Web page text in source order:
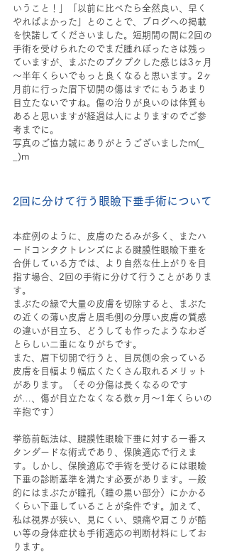
いうこと！」
「以前に比べたら全然良い、早く
やればよかった」とのことで、ブログへの掲載
を快諾してくださいました。短期間の間に2回の
手術を受けられたのでまだ腫れぼったさは残っ
ていますが、まぶたのプクプクした感じは3ヶ月
～半年くらいでもっと良くなると思います。2ヶ
月前に行った眉下切開の傷はすでにもうあまり
目立たないですね。傷の治りが良いのは体質も
あると思いますが経過は人によりますのでご参
考までに。
写真のご協力誠にありがとうございましたm(_
_)m
2回に分けて行う眼瞼下垂手術について
本症例のように、皮膚のたるみが多く、またハ
ードコンタクトレンズによる腱膜性眼瞼下垂を
合併している方では、より自然な仕上がりを目
指す場合、2回の手術に分けて行うことがありま
す。
まぶたの縁で大量の皮膚を切除すると、まぶた
の近くの薄い皮膚と眉毛側の分厚い皮膚の質感
の違いが目立ち、どうしても作ったようなわざ
とらしい二重になりがちです。
また、眉下切開で行うと、目尻側の余っている
皮膚を目幅より幅広くたくさん取れるメリット
があります。（その分傷は長くなるのです
が…、傷が目立たなくなる数ヶ月～1年くらいの
辛抱です）
挙筋前転法は、腱膜性眼瞼下垂に対する一番ス
タンダードな術式であり、保険適応で行えま
す。しかし、保険適応で手術を受けるには眼瞼
下垂の診断基準を満たす必要があります。一般
的にはまぶたが瞳孔（瞳の黒い部分）にかかる
くらい下垂していることが条件です。加えて、
私は視界が狭い、見にくい、頭痛や肩こりが酷
い等の身体症状も手術適応の判断材料にしてお
ります。